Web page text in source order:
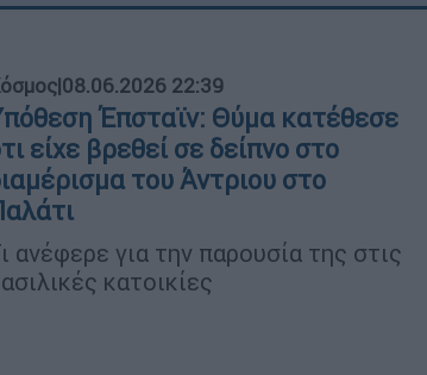
|08.06.2026 22:39
Έπσταϊν: Θύμα κατέθεσε
είχε βρεθεί σε δείπνο στο
του Άντριου στο
ανέφερε για την παρουσία της στις
κατοικίες